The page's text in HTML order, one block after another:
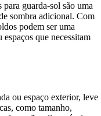
guarda-sol são uma
sombra adicional. Com
podem ser uma
que necessitam
ou espaço exterior, leve
como tamanho,